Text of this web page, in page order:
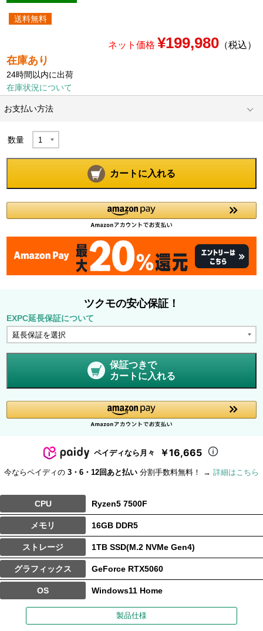
送料無料
ネット価格 ¥199,980（税込）
在庫あり
24時間以内に出荷
在庫状況について
お支払い方法
数量
カートに入れる
ツクモの安心保証！
EXPC延長保証について
保証つきで
カートに入れる
ペイディなら月々 ￥16,665
今ならペイディの 3・6・12回あと払い 分割手数料無料！ → 詳細はこちら
CPU Ryzen5 7500F
メモリ 16GB DDR5
ストレージ 1TB SSD(M.2 NVMe Gen4)
グラフィックス GeForce RTX5060
OS Windows11 Home
製品仕様